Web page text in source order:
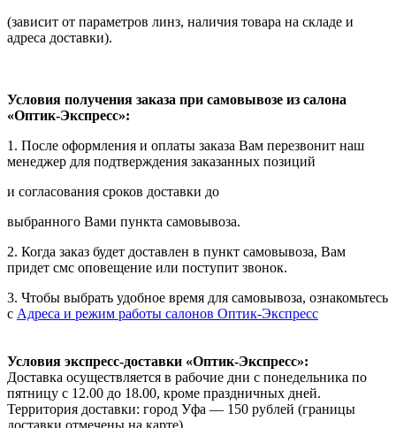
(зависит от параметров линз, наличия товара на складе и
адреса доставки).
Условия получения заказа при самовывозе из салона
«Оптик-Экспресс»:
1. После оформления и оплаты заказа Вам перезвонит наш
менеджер для подтверждения заказанных позиций
и согласования сроков доставки до
выбранного Вами пункта самовывоза.
2. Когда заказ будет доставлен в пункт самовывоза, Вам
придет смс оповещение или поступит звонок.
3. Чтобы выбрать удобное время для самовывоза, ознакомьтесь
с Адреса и режим работы салонов Оптик-Экспресс
Условия экспресс-доставки «Оптик-Экспресс»:
Доставка осуществляется в рабочие дни с понедельника по
пятницу с 12.00 до 18.00, кроме праздничных дней.
Территория доставки: город Уфа — 150 рублей (границы
доставки отмечены на карте).